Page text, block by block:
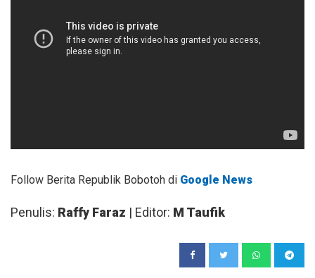
Follow Berita Republik Bobotoh di Google News
Penulis: Raffy Faraz | Editor: M Taufik